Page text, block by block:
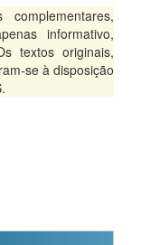
informativo,
textos originais,
se à disposição